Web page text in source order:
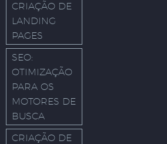
CRIAÇÃO DE
LANDING
PAGES
SEO:
OTIMIZAÇÃO
PARA OS
MOTORES DE
BUSCA
CRIAÇÃO DE